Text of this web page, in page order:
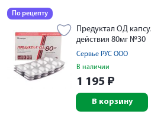
По рецепту
Предуктал ОД
действия 80мг №30
Сервье РУС ООО
В наличии
1 195 ₽
В корзину